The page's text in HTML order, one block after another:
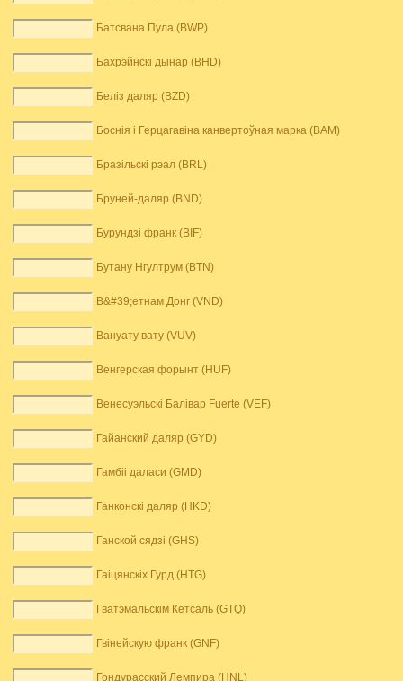
Батсвана Пула (BWP)
Бахрэйнскі дынар (BHD)
Беліз даляр (BZD)
Боснія і Герцагавіна канвертоўная марка (BAM)
Бразільскі рэал (BRL)
Бруней-даляр (BND)
Бурундзі франк (BIF)
Бутану Нгултрум (BTN)
В&#39;етнам Донг (VND)
Вануату вату (VUV)
Венгерская форынт (HUF)
Венесуэльскі Балівар Fuerte (VEF)
Гайанский даляр (GYD)
Гамбіі даласи (GMD)
Ганконскі даляр (HKD)
Ганской сядзі (GHS)
Гаіцянскіх Гурд (HTG)
Гватэмальскім Кетсаль (GTQ)
Гвінейскую франк (GNF)
Гондурасский Лемпира (HNL)